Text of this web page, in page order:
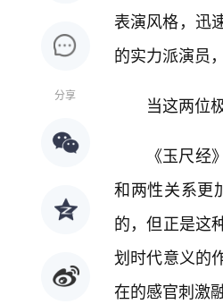
分享
表演风格，迅
的实力派演员
当这两位
《玉尺
和两性关系更
的，但正是这
划时代意义的
在的感官刺激